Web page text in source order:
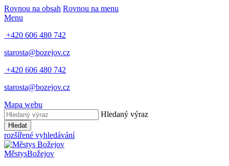
Rovnou na obsah Rovnou na menu
Menu
+420 606 480 742
starosta@bozejov.cz
+420 606 480 742
starosta@bozejov.cz
Mapa webu
Hledaný výraz
Hledat
rozšířené vyhledávání
MěstysBožejov